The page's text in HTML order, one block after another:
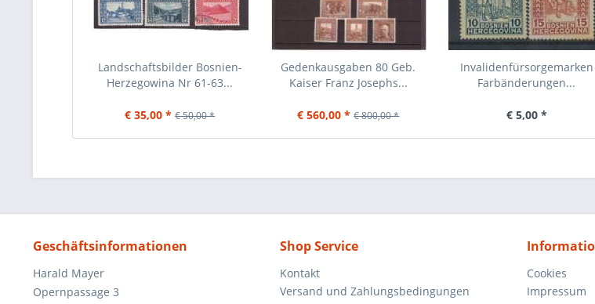
Landschaftsbilder Bosnien-
Herzegowina Nr 61-63...
€ 35,00 * € 50,00 *
Gedenkausgaben 80 Geb.
Kaiser Franz Josephs...
€ 560,00 * € 800,00 *
Invalidenfürsorgemarken
Farbänderungen...
€ 5,00 *
Geschäftsinformationen
Harald Mayer
Opernpassage 3
Shop Service
Kontakt
Versand und Zahlungsbedingungen
Cookies
Impressum